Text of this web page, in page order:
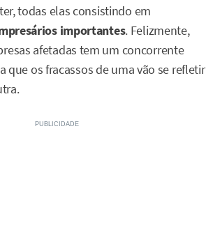
todas elas consistindo em
importantes. Felizmente,
afetadas tem um concorrente
que os fracassos de uma vão se refletir